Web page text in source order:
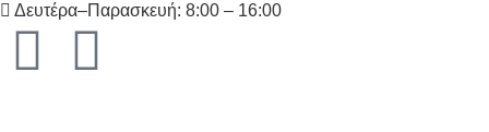
Δευτέρα–Παρασκευή: 8:00 – 16:00